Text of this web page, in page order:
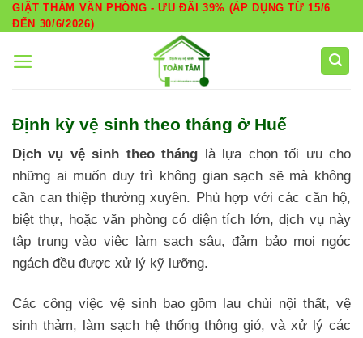
Skip
to
content
GIẶT THẢM VĂN PHÒNG - ƯU ĐÃI 39% (ÁP DỤNG TỪ 15/6
ĐẾN 30/6/2026)
Định kỳ vệ sinh theo tháng ở Huế
Dịch vụ vệ sinh theo tháng là lựa chọn tối ưu cho
những ai muốn duy trì không gian sạch sẽ mà không
cần can thiệp thường xuyên. Phù hợp với các căn hộ,
biệt thự, hoặc văn phòng có diện tích lớn, dịch vụ này
tập trung vào việc làm sạch sâu, đảm bảo mọi ngóc
ngách đều được xử lý kỹ lưỡng.
Các công việc vệ sinh bao gồm lau chùi nội thất, vệ
sinh thảm, làm sạch hệ thống thông gió, và xử lý các